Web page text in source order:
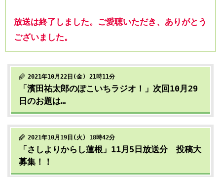
放送は終了しました。ご愛聴いただき、ありがとう
ございました。
2021年10月22日(金) 21時11分
「濱田祐太郎のぽこいちラジオ！」次回10月29
日のお題は…
2021年10月19日(火) 18時42分
「さしよりからし蓮根」11月5日放送分 投稿大
募集！！